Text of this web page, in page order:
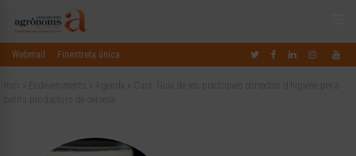
Webmail Finestreta única